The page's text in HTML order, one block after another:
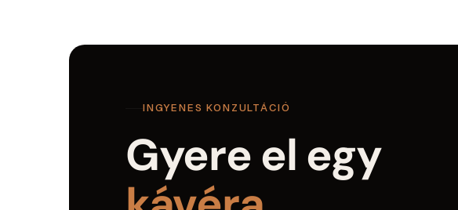
INGYENES KONZULTÁCIÓ
Gyere el egy